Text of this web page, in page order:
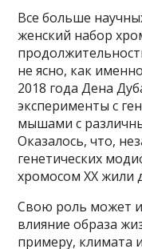
Все больше
женский набор
не ясно, как
2018 года Дена
эксперименты с
мышами с
Оказалось, что,
генетических
хромосом XX жили
Свою роль может
влияние образа
примеру, климата